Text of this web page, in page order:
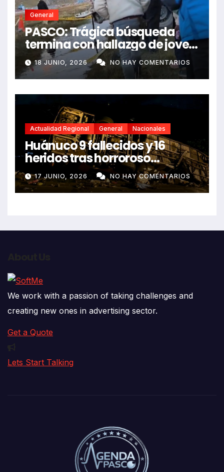
General
PASCO: Trágica búsqueda
termina con hallazgo de joven
sin vida en Rancas
18 JUNIO, 2026 NO HAY COMENTARIOS
Actualidad Regional General Nacionales
Huánuco 9 fallecidos y 16
heridos tras horroroso
despiste de bus Real Chancas
que impactó contra vivienda
17 JUNIO, 2026 NO HAY COMENTARIOS
We work with a passion of taking challenges and
creating new ones in advertising sector.
Get a Quote
Lets Start Talking